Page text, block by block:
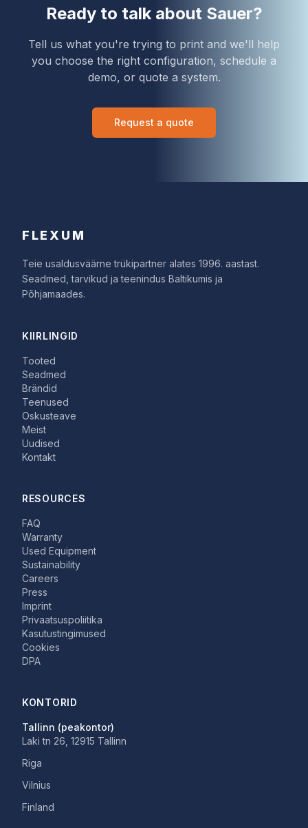
Ready to talk about Sauer?
Tell us what you're trying to print and we'll help
you choose the right configuration, schedule a
demo, or quote a system.
Request a quote
FLEXUM
Teie usaldusväärne trükipartner alates 1996. aastast.
Seadmed, tarvikud ja teenindus Baltikumis ja
Põhjamaades.
KIIRLINGID
Tooted
Seadmed
Brändid
Teenused
Oskusteave
Meist
Uudised
Kontakt
RESOURCES
FAQ
Warranty
Used Equipment
Sustainability
Careers
Press
Imprint
Privaatsuspoliitika
Kasutustingimused
Cookies
DPA
KONTORID
Tallinn (peakontor)
Laki tn 26, 12915 Tallinn
Riga
Vilnius
Finland